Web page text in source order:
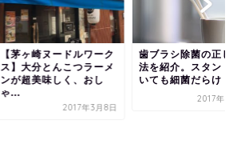
【茅ヶ崎ヌードルワーク
ス】大分とんこつラーメ
ンが超美味しく、おし
ゃ...
2017年3月8日
歯ブラシ除菌の正し
法を紹介。スタンド
いても細菌だらけ！
2017年1